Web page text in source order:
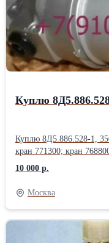
БКК-18; Продам: Блок контроля крена БКК-18БР; Блок защиты и
управления БЗУ-376СБ; Блок усилителей БКН-115В;
Вычислитель продольного
Вычислитель
гиромагнитного курса БГМК-6; Блок
Блок усилителей
Куплю
Куплю 8Д5.886.528-1,
кран 771300; кран 768800;
881200-2; датчик УА54-
Куплю: Заправочный агрегат 583900;
Клапан зарядный 800600-1; Куплю: Кран перелива
860700-1; Топливный регулятор
датчик ДПС; дачик УА54-1;
сигнализации УСБ-М;
перекрывной 771300; 8д2.966.037-2;
10 000 р.
Москва